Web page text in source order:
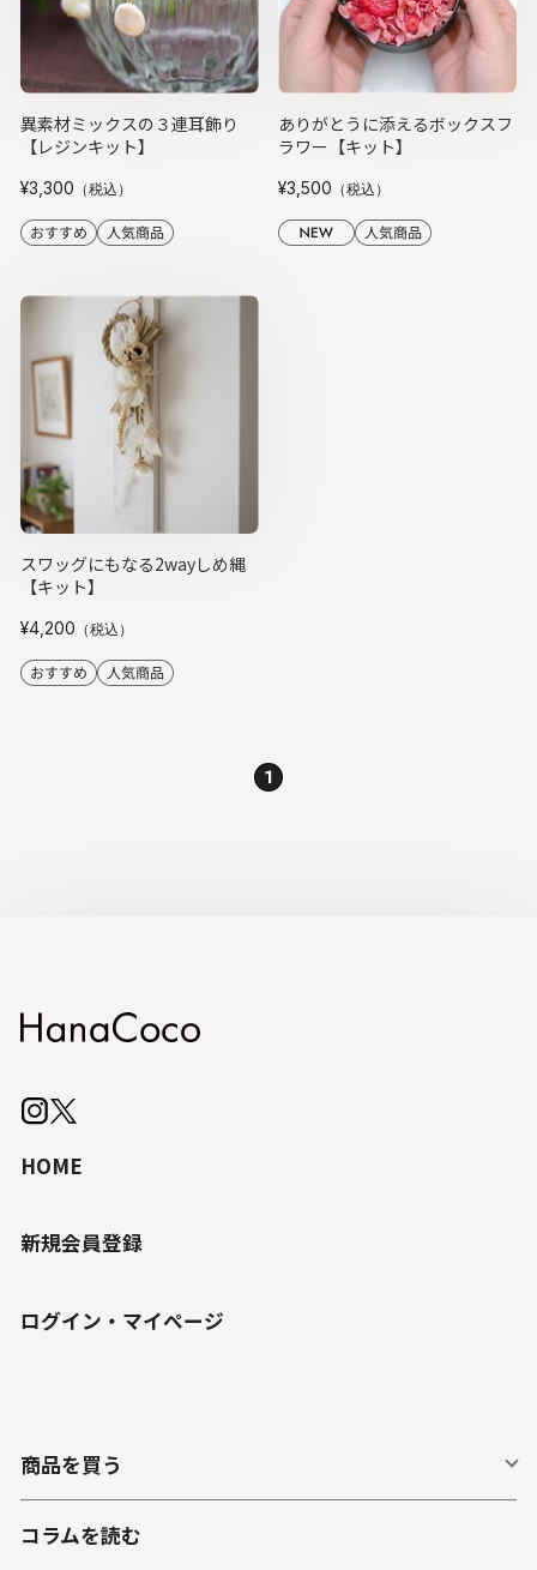
異素材ミックスの３連耳飾り
【レジンキット】
¥3,300 （税込）
ありがとうに添えるボックスフ
ラワー【キット】
¥3,500 （税込）
スワッグにもなる2wayしめ縄
【キット】
¥4,200 （税込）
1
HOME
新規会員登録
ログイン・マイページ
商品を買う
コラムを読む